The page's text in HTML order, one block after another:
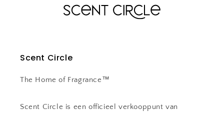
Scent Circle
The Home of Fragrance™
Scent Circle is een officieel verkooppunt van